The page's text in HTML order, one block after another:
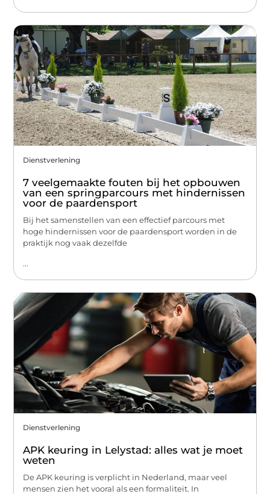
Dienstverlening
7 veelgemaakte fouten bij het opbouwen
van een springparcours met hindernissen
voor de paardensport
Bij het samenstellen van een effectief parcours met
hoge hindernissen voor de paardensport worden in de
praktijk nog vaak dezelfde
...
Dienstverlening
APK keuring in Lelystad: alles wat je moet
weten
De APK keuring is verplicht in Nederland, maar veel
mensen zien het vooral als een formaliteit. In